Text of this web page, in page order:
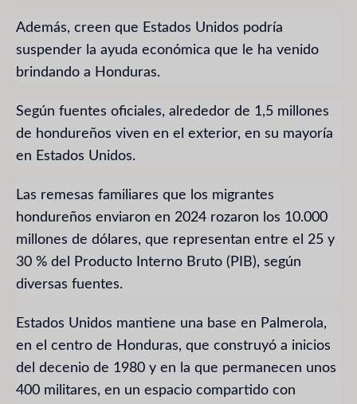
Además, creen que Estados Unidos podría
suspender la ayuda económica que le ha venido
brindando a Honduras.
Según fuentes oficiales, alrededor de 1,5 millones
de hondureños viven en el exterior, en su mayoría
en Estados Unidos.
Las remesas familiares que los migrantes
hondureños enviaron en 2024 rozaron los 10.000
millones de dólares, que representan entre el 25 y
30 % del Producto Interno Bruto (PIB), según
diversas fuentes.
Estados Unidos mantiene una base en Palmerola,
en el centro de Honduras, que construyó a inicios
del decenio de 1980 y en la que permanecen unos
400 militares, en un espacio compartido con